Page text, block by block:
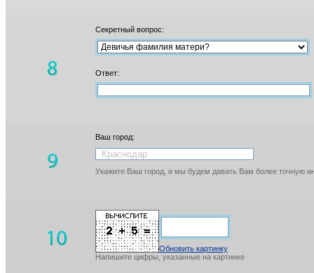
Секретный вопрос:
Ответ:
Ваш город:
Укажите Ваш город, и мы будем давать Вам более точную
Обновить картинку
Напишите цифры, указанные на картинке